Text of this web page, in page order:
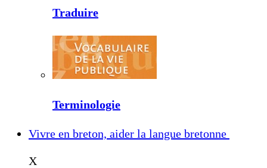
Traduire
Terminologie
Vivre en breton, aider la langue bretonne
X